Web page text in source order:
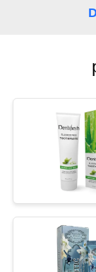
MATIÈRE